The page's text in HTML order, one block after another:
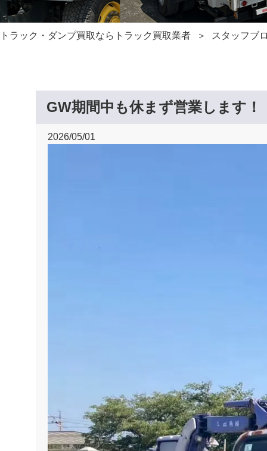
トラック・ダンプ買取ならトラック買取業者 スタッフブ
GW期間中も休まず営業します！
2026/05/01